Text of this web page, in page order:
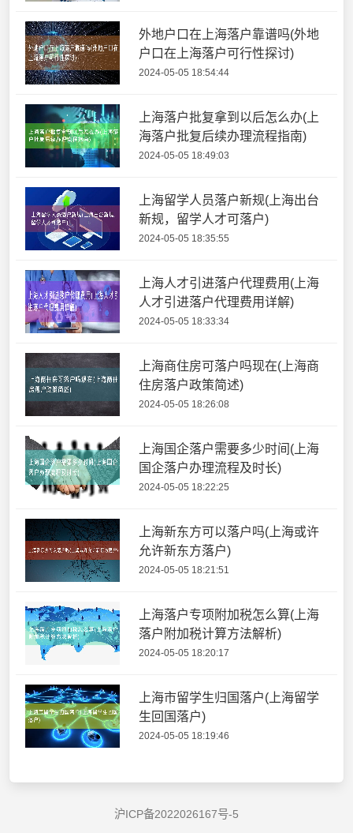
外地户口在上海落户靠谱吗(外地
户口在上海落户可行性探讨)
2024-05-05 18:54:44
上海落户批复拿到以后怎么办(上
海落户批复后续办理流程指南)
2024-05-05 18:49:03
上海留学人员落户新规(上海出台
新规，留学人才可落户)
2024-05-05 18:35:55
上海人才引进落户代理费用(上海
人才引进落户代理费用详解)
2024-05-05 18:33:34
上海商住房可落户吗现在(上海商
住房落户政策简述)
2024-05-05 18:26:08
上海国企落户需要多少时间(上海
国企落户办理流程及时长)
2024-05-05 18:22:25
上海新东方可以落户吗(上海或许
允许新东方落户)
2024-05-05 18:21:51
上海落户专项附加税怎么算(上海
落户附加税计算方法解析)
2024-05-05 18:20:17
上海市留学生归国落户(上海留学
生回国落户)
2024-05-05 18:19:46
沪ICP备2022026167号-5